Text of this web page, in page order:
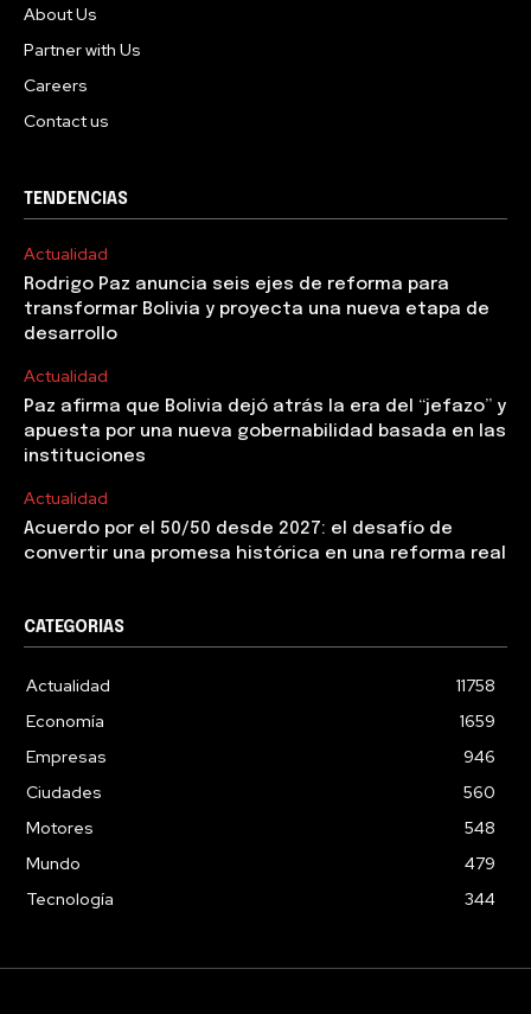
About Us
Partner with Us
Careers
Contact us
TENDENCIAS
Actualidad
Rodrigo Paz anuncia seis ejes de reforma para
transformar Bolivia y proyecta una nueva etapa de
desarrollo
Actualidad
Paz afirma que Bolivia dejó atrás la era del “jefazo” y
apuesta por una nueva gobernabilidad basada en las
instituciones
Actualidad
Acuerdo por el 50/50 desde 2027: el desafío de
convertir una promesa histórica en una reforma real
CATEGORIAS
Actualidad
11758
Economía
1659
Empresas
946
Ciudades
560
Motores
548
Mundo
479
Tecnología
344